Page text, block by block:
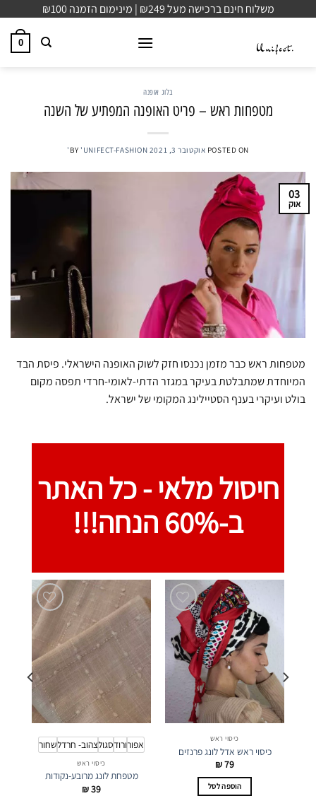
content
משלוח חינם ברכישה מעל ₪249 | מינימום הזמנה ₪100
0
בלוג אופנה
מטפחות ראש – פריט האופנה המפתיע של השנה
POSTED ON אוקטובר 3, 2021 BY 'UNIFECT-FASHION'
03
אוק
מטפחות ראש כבר מזמן נכנסו חזק לשוק האופנה הישראלי. פיסת הבד
המיוחדת שמתבלטת בעיקר במגזר הדתי-לאומי-חרדי תפסה מקום
בולט ועיקרי בענף הסטיילינג המקומי של ישראל.
חיסול מלאי -כל האתר
ב-60% הנחה!!!
כיסוי ראש
כיסוי ראש אדל לונג פרנזים
₪79
הוספה לסל
אפורורודסגולצהוב- חרדלשחור
כיסוי ראש
מטפחת לונג מרובע-נקודות
₪39